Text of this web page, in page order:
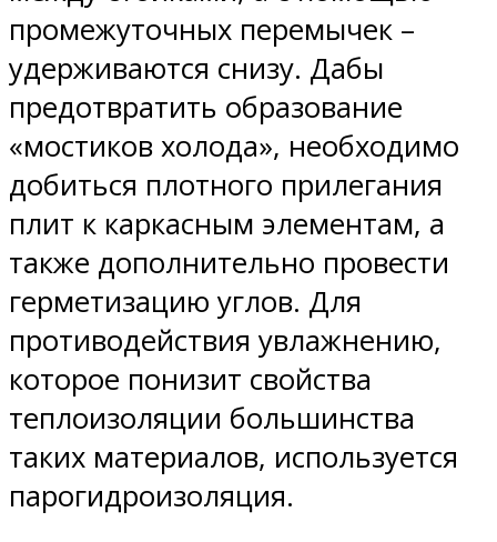
промежуточных перемычек –
удерживаются снизу. Дабы
предотвратить образование
«мостиков холода», необходимо
добиться плотного прилегания
плит к каркасным элементам, а
также дополнительно провести
герметизацию углов. Для
противодействия увлажнению,
которое понизит свойства
теплоизоляции большинства
таких материалов, используется
парогидроизоляция.